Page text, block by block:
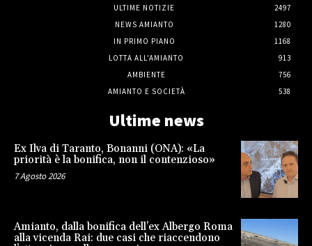
ULTIME NOTIZIE
2497
NEWS AMIANTO
1280
IN PRIMO PIANO
1168
LOTTA ALL'AMIANTO
913
AMBIENTE
756
AMIANTO E SOCIETÀ
538
Ultime news
Ex Ilva di Taranto, Bonanni (ONA): «La
priorità è la bonifica, non il contenzioso»
7 Agosto 2026
Amianto, dalla bonifica dell’ex Albergo Roma
alla vicenda Rai: due casi che riaccendono